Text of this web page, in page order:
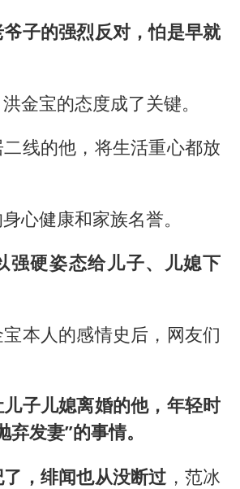
子的强烈反对，怕是早就
金宝的态度成了关键。
线的他，将生活重心都放
心健康和家族名誉。
强硬姿态给儿子、儿媳下
本人的感情史后，网友们
子儿媳离婚的他，年轻时
发妻”的事情。
，绯闻也从没断过 ，范冰